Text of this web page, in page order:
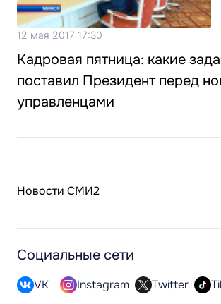
12 мая 2017 17:30
Кадровая пятница: какие
поставил Президент перед
управленцами
Новости СМИ2
Социальные сети
VK Instagram Twitter